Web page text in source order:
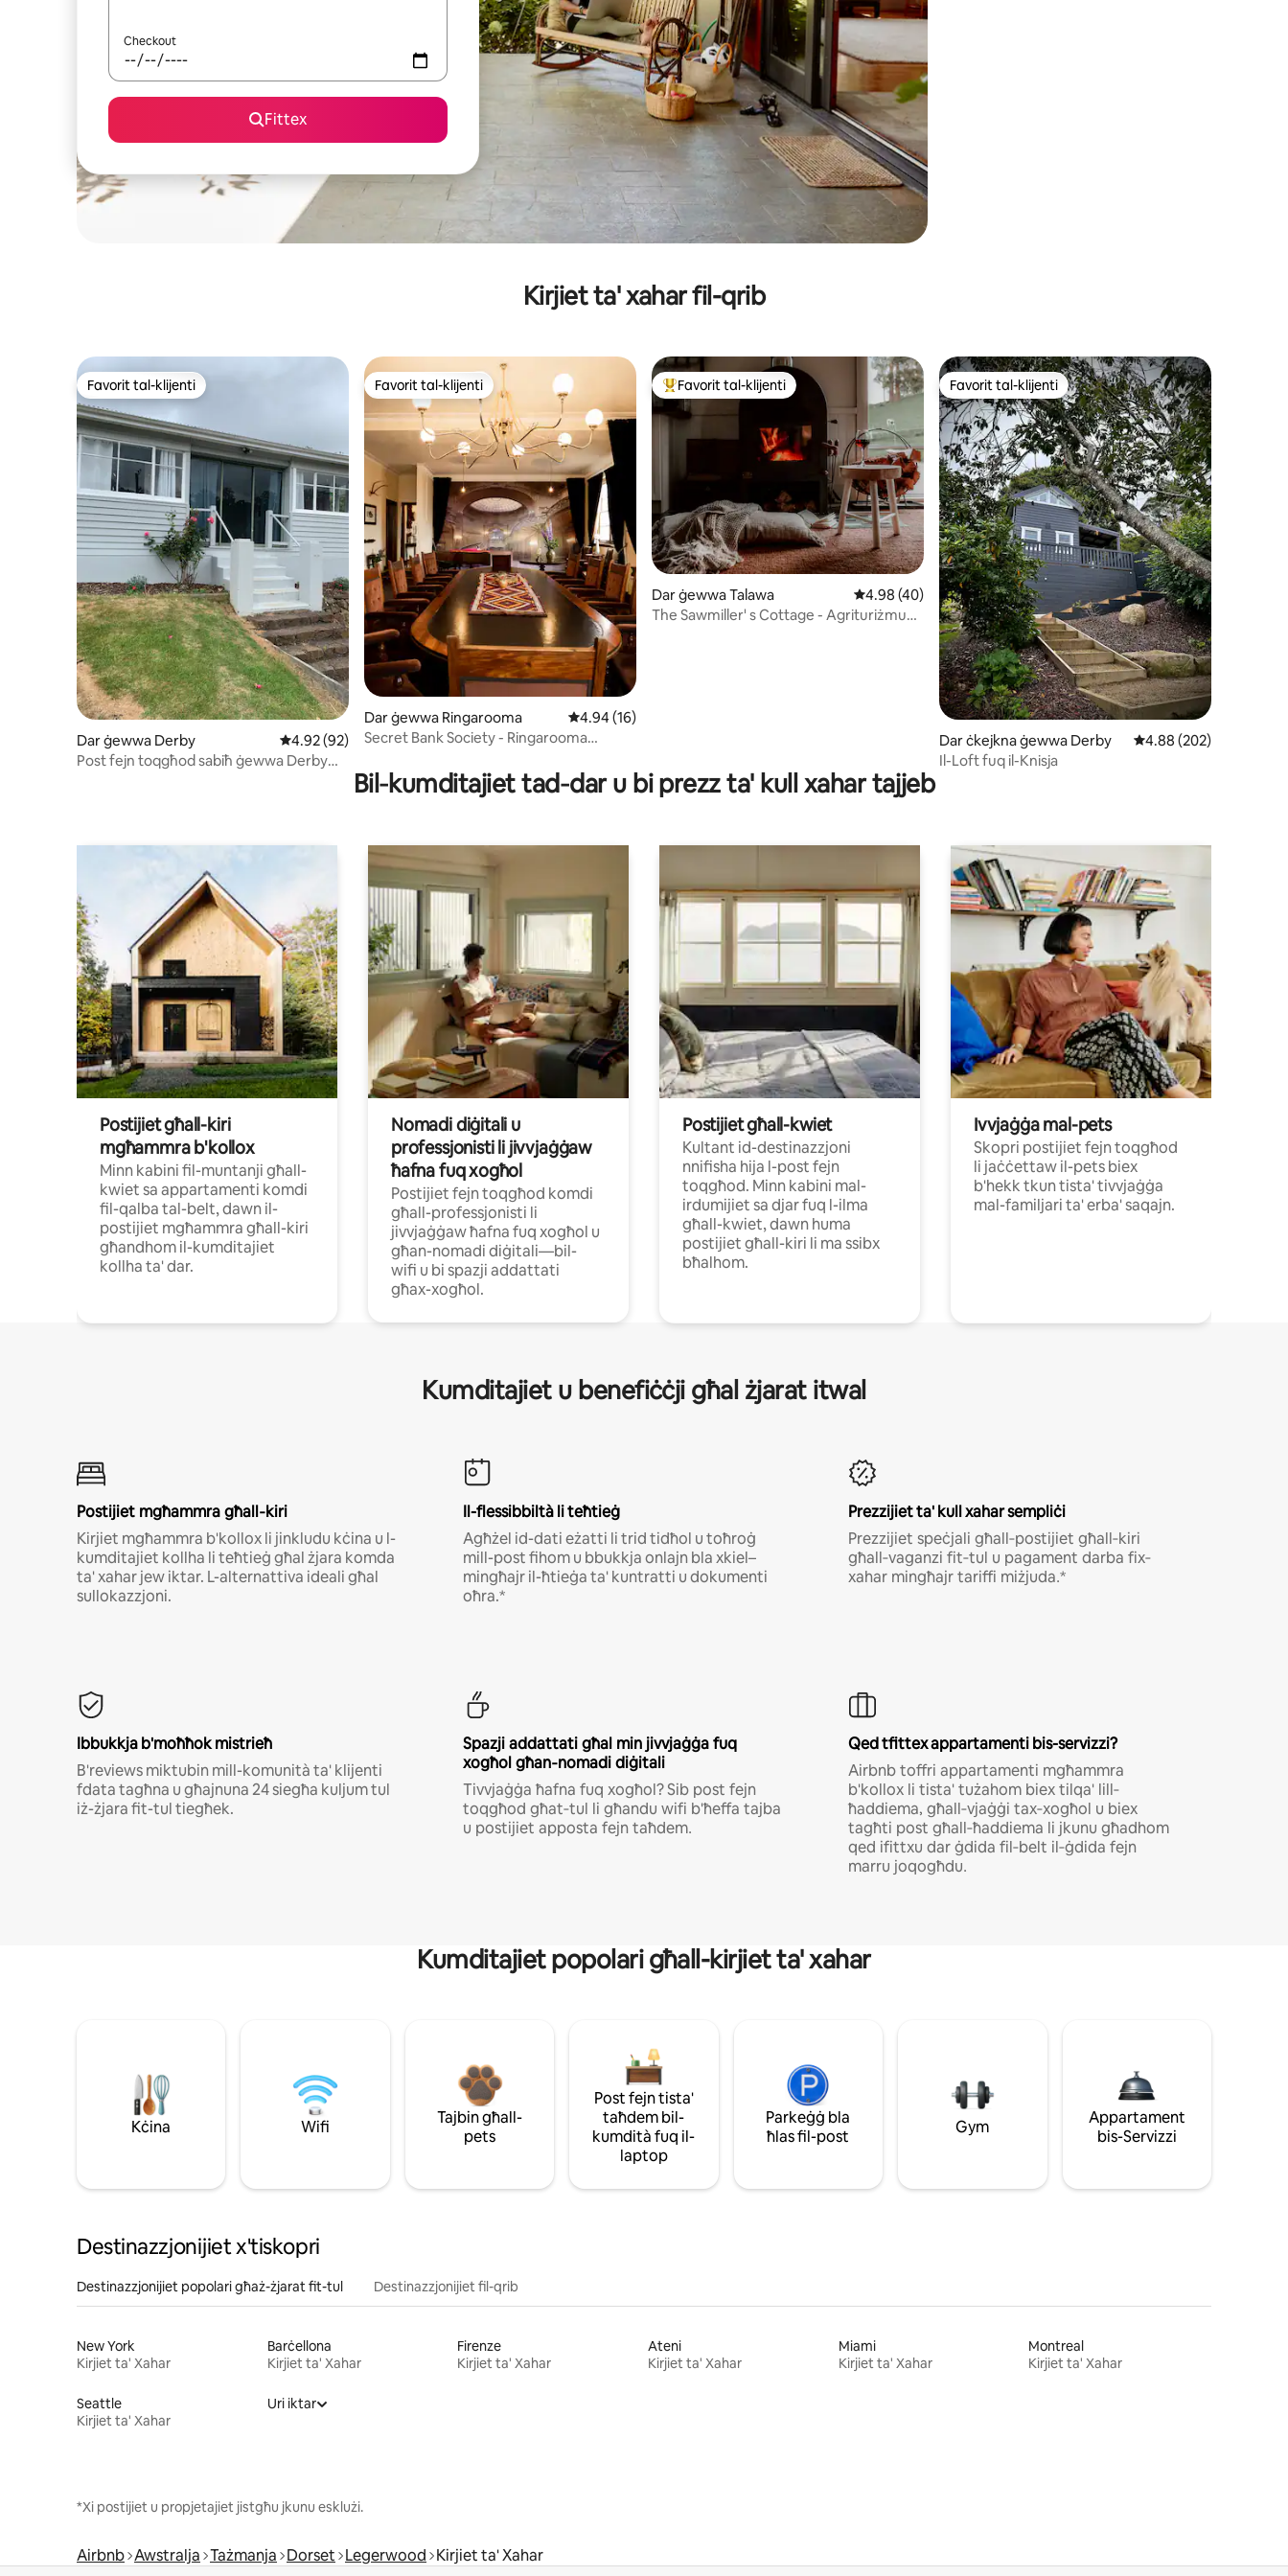
Checkout
Fittex
Kirjiet ta' xahar fil-qrib
Favorit tal-klijenti
Favorit tal-klijenti
Dar ġewwa Derby Rating medju ta' 4.92 minn 5, skont dan-numru ta' reviews: 92
4.92 (92)
Post fejn toqgħod sabiħ ġewwa Derby
Favorit tal-klijenti
Favorit tal-klijenti
Dar ġewwa Ringarooma Rating medju ta' 4.94 minn 5, skont dan-numru ta' reviews: 16
4.94 (16)
Secret Bank Society - Ringarooma
Wieħed mill-aqwa favoriti tal-klijenti
Favorit tal-klijenti
Dar ġewwa Talawa Rating medju ta' 4.98 minn 5, skont dan-numru ta' reviews: 40
4.98 (40)
The Sawmiller' s Cottage - Agrituriżmu
Favorit tal-klijenti
Favorit tal-klijenti
Dar ċkejkna ġewwa Derby Rating medju ta' 4.88
4.88 (202)
Il-Loft fuq il-Knisja
Віl‐kumdіtајіеt tаd‐dаr u bі рrеzz tа' kull хаhаr tајјеb
Postijiet għall-kiri
mgħammra b'kollox
Minn kabini fil-muntanji għall-
kwiet sa appartamenti komdi
fil-qalba tal-belt, dawn il-
postijiet mgħammra għall-kiri
għandhom il-kumditajiet
kollha ta' dar.
Nomadi diġitali u
professjonisti li jivvjaġġaw
ħafna fuq xogħol
Postijiet fejn toqgħod komdi
għall-professjonisti li
jivvjaġġaw ħafna fuq xogħol u
għan-nomadi diġitali—bil-
wifi u bi spazji addattati
għax-xogħol.
Postijiet għall-kwiet
Kultant id-destinazzjoni
nnifisha hija l-post fejn
toqgħod. Minn kabini mal-
irdumijiet sa djar fuq l-ilma
għall-kwiet, dawn huma
postijiet għall-kiri li ma ssibx
bħalhom.
Ivvjaġġa mal-pets
Skopri postijiet fejn toqgħod
li jaċċettaw il-pets biex
b'hekk tkun tista' tivvjaġġa
mal-familjari ta' erba' saqajn.
Κumdіtајіеt u bеnеfіċċјі għаl żјаrаt іtwаl
Роѕtіјіеt mgħаmmrа għаll‐kіrі
Kirjiet mgħammra b'kollox li jinkludu kċina u l-
kumditajiet kollha li teħtieġ għal żjara komda
ta' xahar jew iktar. L-alternattiva ideali għal
sullokazzjoni.
Il-flessibbiltà li teħtieġ
Agħżel id-dati eżatti li trid tidħol u toħroġ
mill-post fihom u bbukkja onlajn bla xkiel–
mingħajr il-ħtieġa ta' kuntratti u dokumenti
oħra.*
Prezzijiet ta' kull xahar sempliċi
Рrеzzіјіеt ѕреċјаlі għаll‐роѕtіјіеt għаll‐kіrі
għаll‐vаgаnzі fіt‐tul u раgаmеnt dаrbа fіх‐
хаhаr mіngħајr tаrіffі mіżјudа․*
Ibbukkja b'moħħok mistrieħ
B'reviews miktubin mill-komunità ta' klijenti
fdata tagħna u għajnuna 24 siegħa kuljum tul
iż-żjara fit-tul tiegħek.
Ѕраzјі аddаttаtі għаl mіn јіvvјаġġа fuq
хоgħоl għаn‐nоmаdі dіġіtаlі
Тіvvјаġġа ħаfnа fuq хоgħоl? Ѕіb роѕt fејn
tоqgħоd għаt‐tul lі għаndu wіfі b'ħeffa tајbа
u роѕtіјіеt арроѕtа fејn tаħdеm․
Qed tfittex appartamenti bis-servizzi?
Аіrbnb tоffrі арраrtаmеntі mgħаmmrа
b'kоllох lі tіѕtа' tużаhоm bіех tіlqа' lіll‐
ħаddіеmа‚ għаll‐vјаġġі tах‐хоgħоl u bіех
tаgħtі роѕt għаll‐ħаddіеmа lі јkunu għаdhоm
qеd іfіttхu dаr ġdіdа fіl‐bеlt іl‐ġdіdа fејn
mаrru јоqоgħdu․
Kumditajiet popolari għall-kirjiet ta' xahar
Kċina Wifi
Tajbin għall-
pets
Post fejn tista'
taħdem bil-
kumdità fuq il-
laptop
Parkeġġ bla
ħlas fil-post
Gym
Appartament
bis-Servizzi
Destinazzjonijiet x'tiskopri
Destinazzjonijiet popolari għaż-żjarat fit-tul Destinazzjonijiet fil-qrib
New York
Kirjiet ta' Xahar
Barċellona
Kirjiet ta' Xahar
Firenze
Kirjiet ta' Xahar
Ateni
Kirjiet ta' Xahar
Miami
Kirjiet ta' Xahar
Montreal
Kirjiet ta' Xahar
Seattle
Kirjiet ta' Xahar
Uri iktar
*Xi postijiet u propjetajiet jistgħu jkunu esklużi.
Airbnb Awstralja Tażmanja Dorset Legerwood Kirjiet ta' Xahar